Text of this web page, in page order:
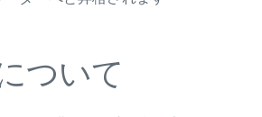
ついて